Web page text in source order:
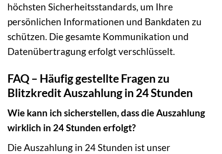
höchsten Sicherheitsstandards, um Ihre
persönlichen Informationen und Bankdaten zu
schützen. Die gesamte Kommunikation und
Datenübertragung erfolgt verschlüsselt.
FAQ – Häufig gestellte Fragen zu
Blitzkredit Auszahlung in 24 Stunden
Wie kann ich sicherstellen, dass die Auszahlung
wirklich in 24 Stunden erfolgt?
Die Auszahlung in 24 Stunden ist unser